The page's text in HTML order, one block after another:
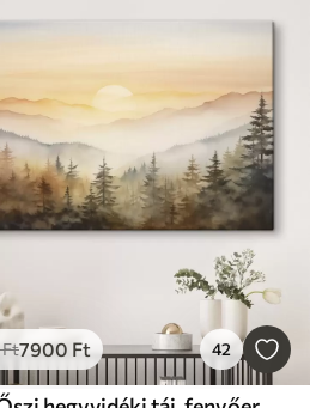
Ft7900 Ft 42